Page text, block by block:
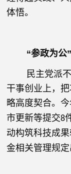
体悟。
“参政为公
民主党派不是
干事创业上，
略高度契合。
市更新等提交8
动构筑科技成
金相关管理规